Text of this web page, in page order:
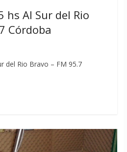
hs Al Sur del Rio
Córdoba
del Rio Bravo – FM 95.7